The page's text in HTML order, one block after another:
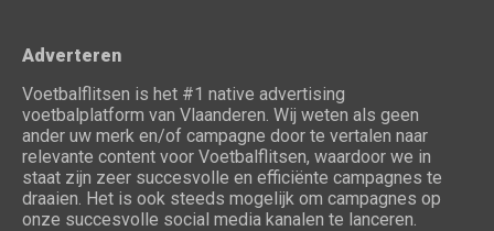
Adverteren
Voetbalflitsen is het #1 native advertising
voetbalplatform van Vlaanderen. Wij weten als geen
ander uw merk en/of campagne door te vertalen naar
relevante content voor Voetbalflitsen, waardoor we in
staat zijn zeer succesvolle en efficiënte campagnes te
draaien. Het is ook steeds mogelijk om campagnes op
onze succesvolle social media kanalen te lanceren.